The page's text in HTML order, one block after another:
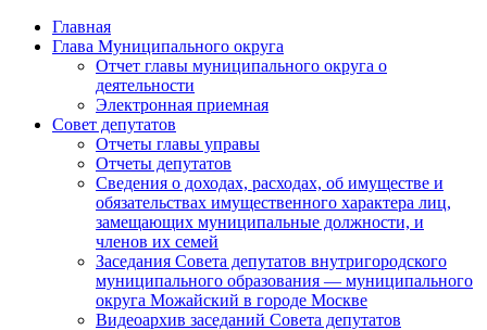
Главная
Глава Муниципального округа
Отчет главы муниципального округа о
деятельности
Электронная приемная
Совет депутатов
Отчеты главы управы
Отчеты депутатов
Сведения о доходах, расходах, об имуществе и
обязательствах имущественного характера лиц,
замещающих муниципальные должности, и
членов их семей
Заседания Совета депутатов внутригородского
муниципального образования — муниципального
округа Можайский в городе Москве
Видеоархив заседаний Совета депутатов